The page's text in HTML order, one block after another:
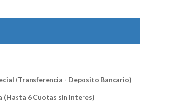
(Transferencia - Deposito Bancario)
(Hasta 6 Cuotas sin Interes)